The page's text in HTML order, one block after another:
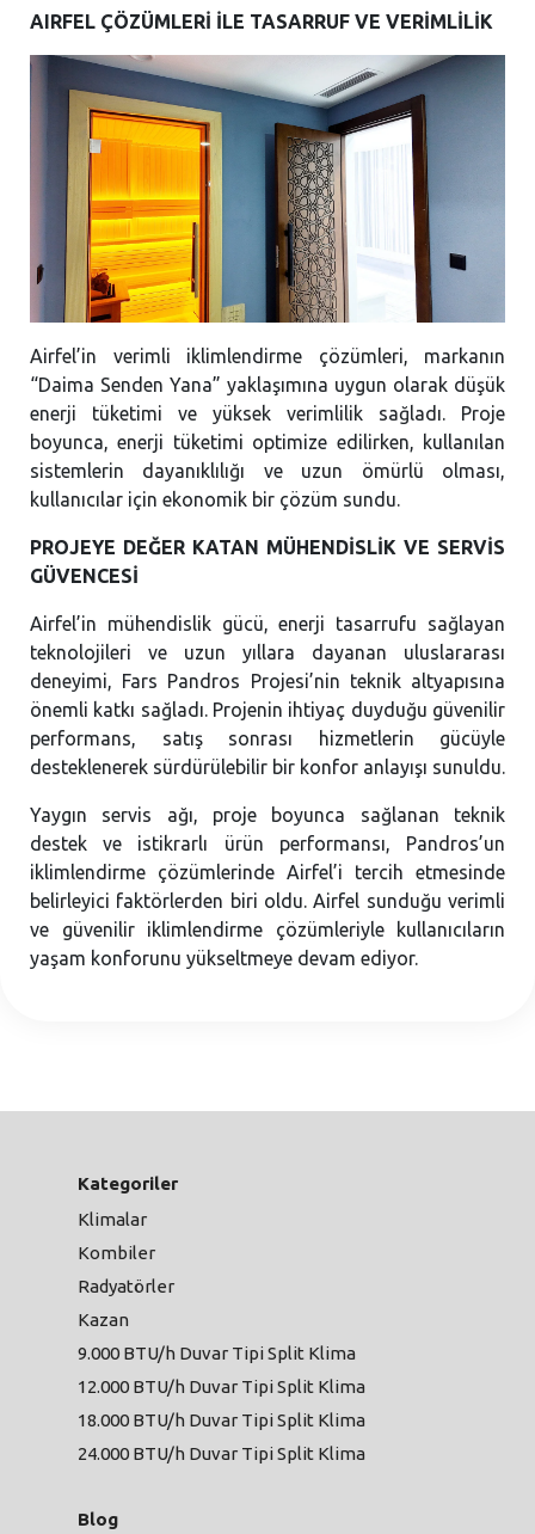
AIRFEL ÇÖZÜMLERİ İLE TASARRUF VE VERİMLİLİK
Airfel’in verimli iklimlendirme çözümleri, markanın
“Daima Senden Yana” yaklaşımına uygun olarak düşük
enerji tüketimi ve yüksek verimlilik sağladı. Proje
boyunca, enerji tüketimi optimize edilirken, kullanılan
sistemlerin dayanıklılığı ve uzun ömürlü olması,
kullanıcılar için ekonomik bir çözüm sundu.
PROJEYE DEĞER KATAN MÜHENDİSLİK VE SERVİS
GÜVENCESİ
Airfel’in mühendislik gücü, enerji tasarrufu sağlayan
teknolojileri ve uzun yıllara dayanan uluslararası
deneyimi, Fars Pandros Projesi’nin teknik altyapısına
önemli katkı sağladı. Projenin ihtiyaç duyduğu güvenilir
performans, satış sonrası hizmetlerin gücüyle
desteklenerek sürdürülebilir bir konfor anlayışı sunuldu.
Yaygın servis ağı, proje boyunca sağlanan teknik
destek ve istikrarlı ürün performansı, Pandros’un
iklimlendirme çözümlerinde Airfel’i tercih etmesinde
belirleyici faktörlerden biri oldu. Airfel sunduğu verimli
ve güvenilir iklimlendirme çözümleriyle kullanıcıların
yaşam konforunu yükseltmeye devam ediyor.
Kategoriler
Klimalar
Kombiler
Radyatörler
Kazan
9.000 BTU/h Duvar Tipi Split Klima
12.000 BTU/h Duvar Tipi Split Klima
18.000 BTU/h Duvar Tipi Split Klima
24.000 BTU/h Duvar Tipi Split Klima
Blog